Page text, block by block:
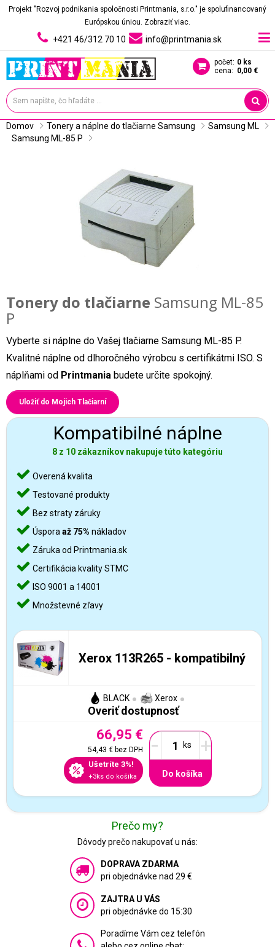
Projekt "Rozvoj podnikania spoločnosti Printmania, s.r.o." je spolufinancovaný
Európskou úniou. Zobraziť viac.
+421 46/312 70 10 info@printmania.sk
počet: 0 ks
cena: 0,00 €
Domov Tonery a náplne do tlačiarne Samsung
Samsung ML
Samsung ML-85 P
Tonery do tlačiarne Samsung ML-85
P
Vyberte si náplne do Vašej tlačiarne Samsung ML-85 P.
Kvalitné náplne od dlhoročného výrobcu s certifikátmi ISO. S
náplňami od Printmania budete určite spokojný.
Uložiť do Mojich Tlačiarní
Kompatibilné náplne
8 z 10 zákazníkov nakupuje túto kategóriu
Overená kvalita
Testované produkty
Bez straty záruky
Úspora až 75% nákladov
Záruka od Printmania.sk
Certifikácia kvality STMC
ISO 9001 a 14001
Množstevné zľavy
Xerox 113R265 - kompatibilný
BLACK Xerox
Overiť dostupnosť
66,95 €
54,43 €bez DPH
Ušetríte 3%!
+3ks do košíka
- +
Do košíka
Prečo my?
Dôvody prečo nakupovať u nás:
DOPRAVA ZDARMA
pri objednávke nad 29 €
ZAJTRA U VÁS
pri objednávke do 15:30
Poradíme Vám cez telefón